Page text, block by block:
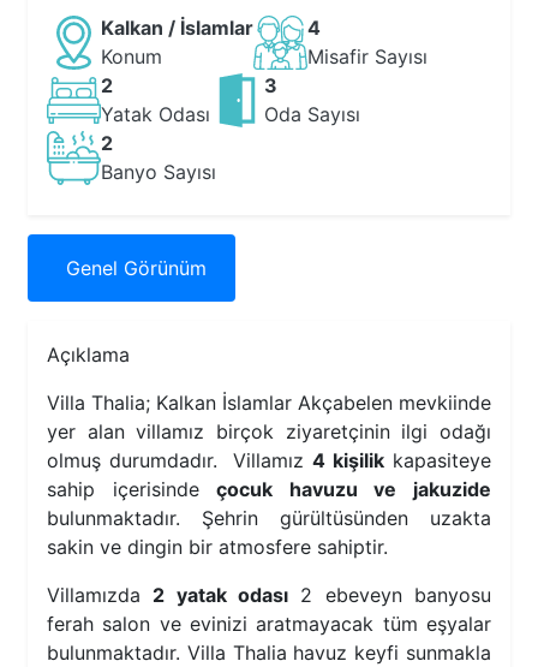
Kalkan / İslamlar
Konum
4
Misafir Sayısı
2
Yatak Odası
3
Oda Sayısı
2
Banyo Sayısı
Genel Görünüm
Açıklama
Villa Thalia; Kalkan İslamlar Akçabelen mevkiinde
yer alan villamız birçok ziyaretçinin ilgi odağı
olmuş durumdadır. Villamız4 kişilik kapasiteye
sahip içerisindeçocuk havuzu ve jakuzide
bulunmaktadır. Şehrin gürültüsünden uzakta
sakin ve dingin bir atmosfere sahiptir.
Villamızda 2 yatak odası 2 ebeveyn banyosu
ferah salon ve evinizi aratmayacak tüm eşyalar
bulunmaktadır. Villa Thalia havuz keyfi sunmakla